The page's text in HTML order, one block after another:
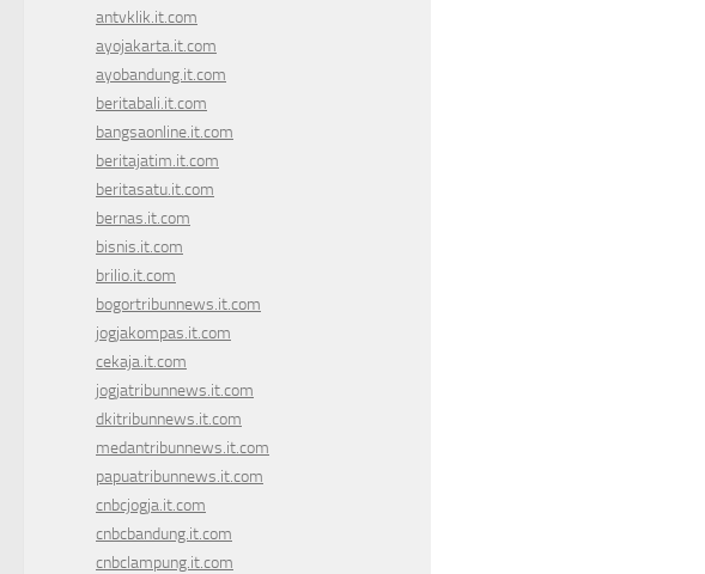
antvklik.it.com
ayojakarta.it.com
ayobandung.it.com
beritabali.it.com
bangsaonline.it.com
beritajatim.it.com
beritasatu.it.com
bernas.it.com
bisnis.it.com
brilio.it.com
bogortribunnews.it.com
jogjakompas.it.com
cekaja.it.com
jogjatribunnews.it.com
dkitribunnews.it.com
medantribunnews.it.com
papuatribunnews.it.com
cnbcjogja.it.com
cnbcbandung.it.com
cnbclampung.it.com